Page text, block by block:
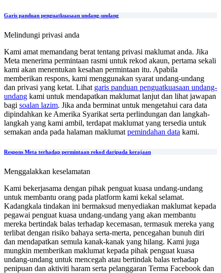
Garis panduan penguatkuasaan undang-undang
Melindungi privasi anda
Kami amat memandang berat tentang privasi maklumat anda. Jika
Meta menerima permintaan rasmi untuk rekod akaun, pertama sekali
kami akan menentukan kesahan permintaan itu. Apabila
memberikan respons, kami menggunakan syarat undang-undang
dan privasi yang ketat. Lihat garis panduan penguatkuasaan undang-
undang kami untuk mendapatkan maklumat lanjut dan lihat jawapan
bagi soalan lazim. Jika anda berminat untuk mengetahui cara data
dipindahkan ke Amerika Syarikat serta perlindungan dan langkah-
langkah yang kami ambil, terdapat maklumat yang tersedia untuk
semakan anda pada halaman maklumat pemindahan data kami.
Respons Meta terhadap permintaan rekod daripada kerajaan
Menggalakkan keselamatan
Kami bekerjasama dengan pihak penguat kuasa undang-undang
untuk membantu orang pada platform kami kekal selamat.
Kadangkala tindakan ini bermaksud menyediakan maklumat kepada
pegawai penguat kuasa undang-undang yang akan membantu
mereka bertindak balas terhadap kecemasan, termasuk mereka yang
terlibat dengan risiko bahaya serta-merta, pencegahan bunuh diri
dan mendapatkan semula kanak-kanak yang hilang. Kami juga
mungkin memberikan maklumat kepada pihak penguat kuasa
undang-undang untuk mencegah atau bertindak balas terhadap
penipuan dan aktiviti haram serta pelanggaran Terma Facebook dan